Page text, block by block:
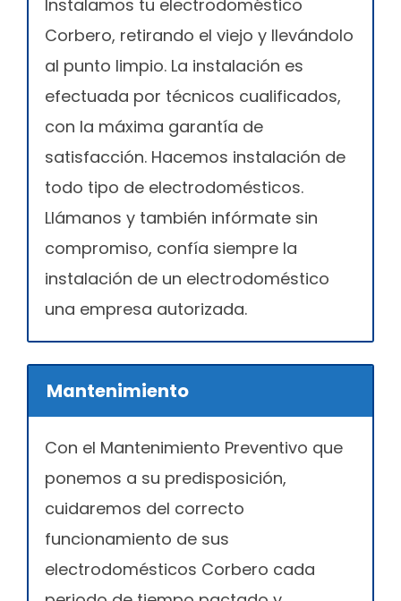
Instalamos tu electrodoméstico
Corbero, retirando el viejo y llevándolo
al punto limpio. La instalación es
efectuada por técnicos cualificados,
con la máxima garantía de
satisfacción. Hacemos instalación de
todo tipo de electrodomésticos.
Llámanos y también infórmate sin
compromiso, confía siempre la
instalación de un electrodoméstico
una empresa autorizada.
Mantenimiento
Con el Mantenimiento Preventivo que
ponemos a su predisposición,
cuidaremos del correcto
funcionamiento de sus
electrodomésticos Corbero cada